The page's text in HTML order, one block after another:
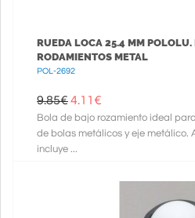
RUEDA LOCA 25.4 MM
RODAMIENTOS METAL
POL-2692
9.85€4.11 €
Bola de bajo rozamiento ideal
de bolas metálicos y eje metálico.
incluye ...